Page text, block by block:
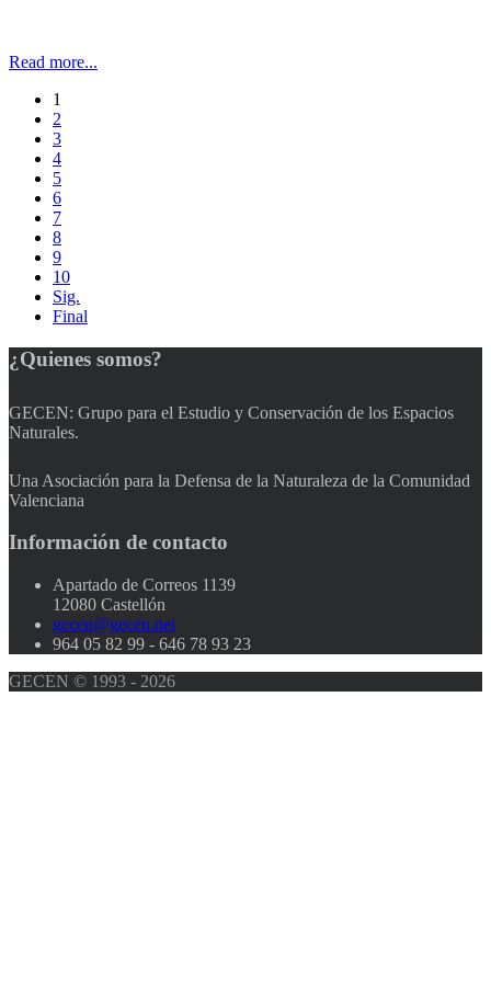
Read more...
1
2
3
4
5
6
7
8
9
10
Sig.
Final
¿Quienes somos?
GECEN: Grupo para el Estudio y Conservación de los Espacios
Naturales.
Una Asociación para la Defensa de la Naturaleza de la Comunidad
Valenciana
Información de contacto
Apartado de Correos 1139
12080 Castellón
gecen@gecen.net
964 05 82 99 - 646 78 93 23
GECEN © 1993 - 2026